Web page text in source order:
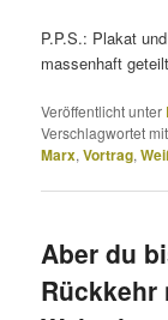
P.P.S.: Plakat
massenhaft
Veröffentlicht unter
Verschlagwortet mit
Marx,Vortrag,
Aber du
Rückkehr